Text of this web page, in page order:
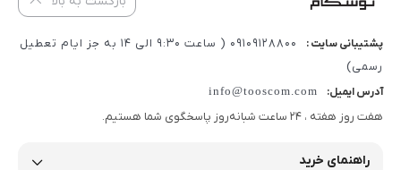
پشتیبانی سایت :
09109128800 ( ساعت 9:30 الی 14 به جز ایام تعطیل
رسمی)
آدرس ایمیل: info@tooscom.com
هفت روز هفته ، 24 ساعت شبانه‌روز پاسخگوی شما هستیم.
راهنمای خرید